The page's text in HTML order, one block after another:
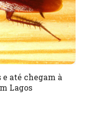
até chegam à
Lagos